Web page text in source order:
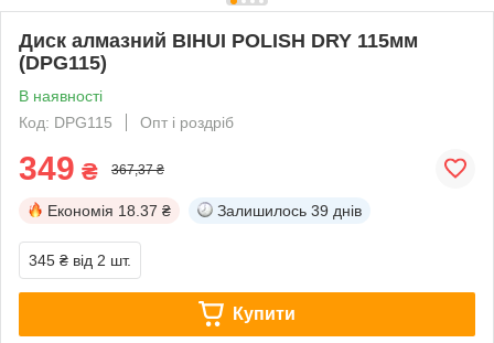
Диск алмазний BIHUI POLISH DRY 115мм
(DPG115)
В наявності
Код: DPG115
Опт і роздріб
349 ₴ 367,37 ₴
Економія 18.37 ₴ Залишилось 39 днів
345 ₴ від 2 шт.
Купити